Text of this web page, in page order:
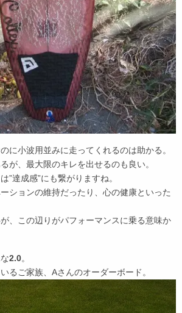
に小波用並みに走ってくれるのは助かる。
が、最大限のキレを出せるのも良い。
”達成感”にも繋がりますね。
ションの維持だったり、心の健康といった
、この辺りがパフォーマンスに乗る意味か
2.0。
るご家族、Aさんのオーダーボード。